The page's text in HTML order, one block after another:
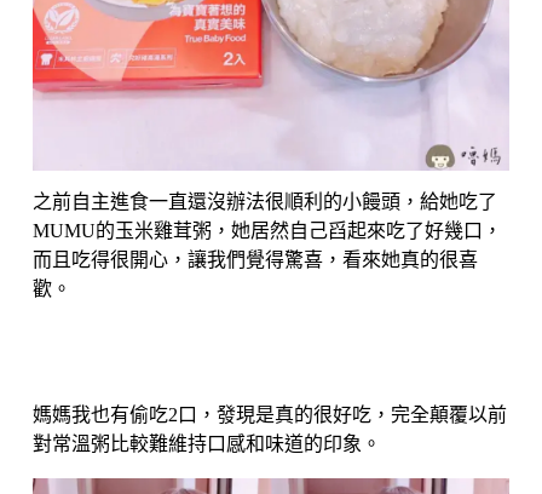
之前自主進食一直還沒辦法很順利的小饅頭，給她吃了
MUMU的玉米雞茸粥，她居然自己舀起來吃了好幾口，
而且吃得很開心，讓我們覺得驚喜，看來她真的很喜
歡。
媽媽我也有偷吃2口，發現是真的很好吃，完全顛覆以前
對常溫粥比較難維持口感和味道的印象。